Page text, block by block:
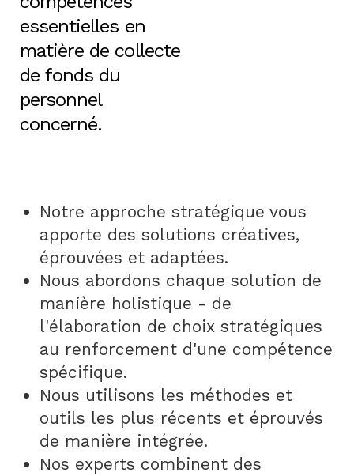
essentielles en
matière de collecte
de fonds du
personnel
concerné.
Notre approche stratégique vous
apporte des solutions créatives,
éprouvées et adaptées.
Nous abordons chaque solution de
manière holistique - de
l'élaboration de choix stratégiques
au renforcement d'une compétence
spécifique.
Nous utilisons les méthodes et
outils les plus récents et éprouvés
de manière intégrée.
Nos experts combinent des